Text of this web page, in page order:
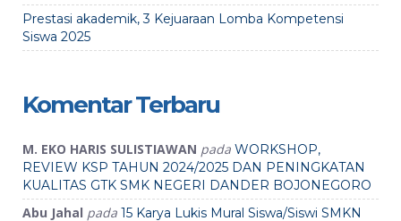
Prestasi akademik, 3 Kejuaraan Lomba Kompetensi
Siswa 2025
Komentar Terbaru
M. EKO HARIS SULISTIAWAN pada WORKSHOP,
REVIEW KSP TAHUN 2024/2025 DAN PENINGKATAN
KUALITAS GTK SMK NEGERI DANDER BOJONEGORO
Abu Jahal pada 15 Karya Lukis Mural Siswa/Siswi SMKN